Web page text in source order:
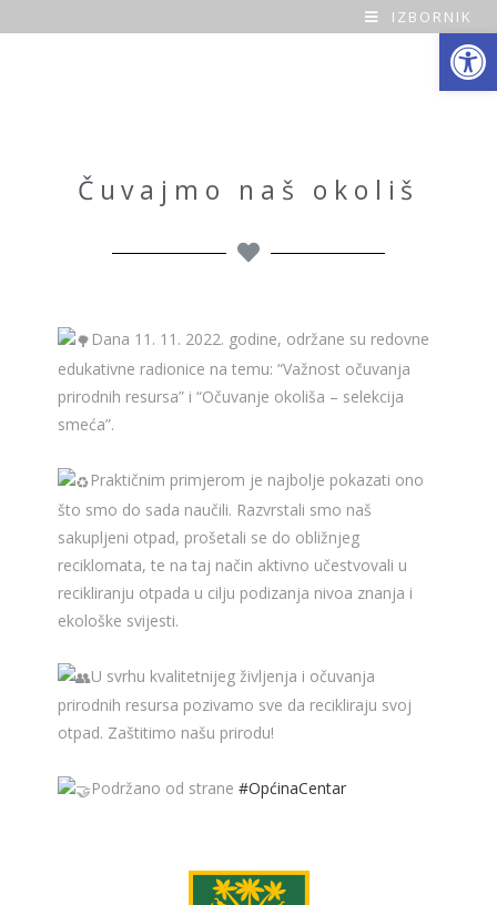
Open toolbar
O
IZBORNIK
Čuvajmo naš okoliš
Dana 11. 11. 2022. godine, održane su redovne
edukativne radionice na temu: “Važnost očuvanja
prirodnih resursa” i “Očuvanje okoliša – selekcija
smeća”.
Praktičnim primjerom je najbolje pokazati ono
što smo do sada naučili. Razvrstali smo naš
sakupljeni otpad, prošetali se do obližnjeg
reciklomata, te na taj način aktivno učestvovali u
recikliranju otpada u cilju podizanja nivoa znanja i
ekološke svijesti.
U svrhu kvalitetnijeg življenja i očuvanja
prirodnih resursa pozivamo sve da recikliraju svoj
otpad. Zaštitimo našu prirodu!
Podržano od strane#OpćinaCentar